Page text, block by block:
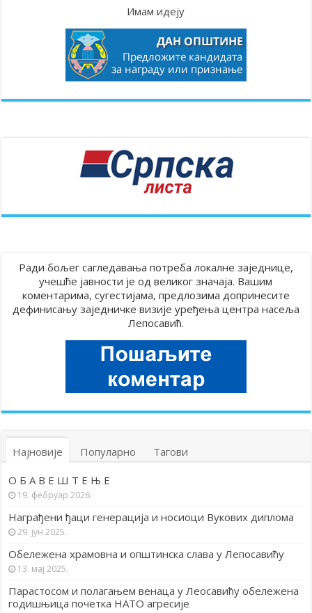
Имам идеју
Ради бољег сагледавања потреба локалне заједнице,
учешће јавности је од великог значаја. Вашим
коментарима, сугестијама, предлозима допринесите
дефинисању заједничке визије уређења центра насеља
Лепосавић.
Најновије Популарно Тагови
О Б А В Е Ш Т Е Њ Е
19. фебруар 2026.
Награђени ђаци генерација и носиоци Вукових диплома
29. јун 2025.
Обележена храмовна и општинска слава у Лепосавићу
13. мај 2025.
Парастосом и полагањем венаца у Леосавићу обележена
годишњица почетка НАТО агресије